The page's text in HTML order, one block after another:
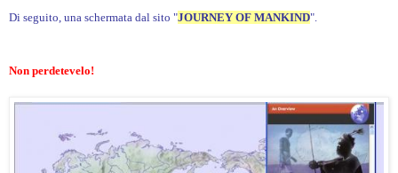
Di seguito, una schermata dal sito "JOURNEY OF MANKIND".
Non perdetevelo!